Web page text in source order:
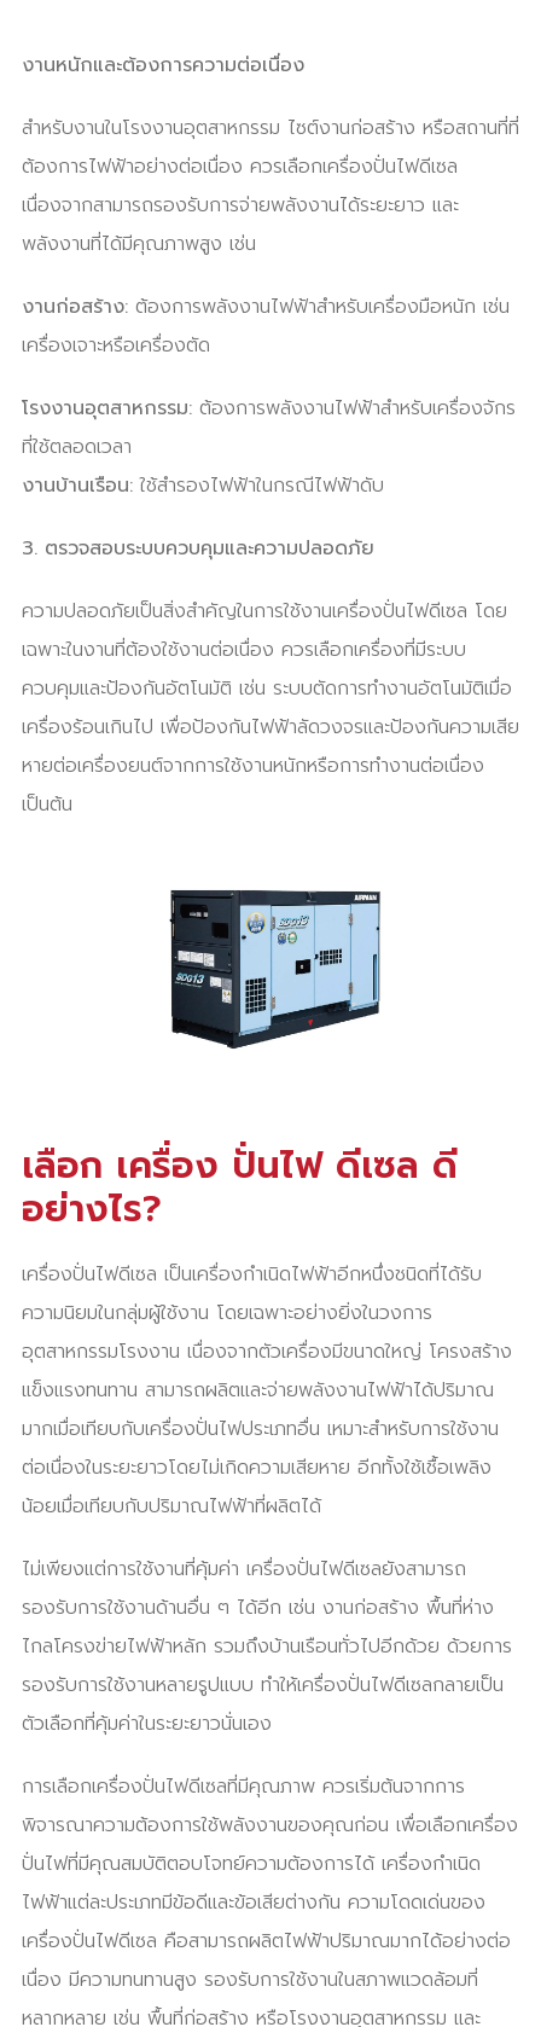
งานหนักและต้องการความต่อเนื่อง
สำหรับงานในโรงงานอุตสาหกรรม ไซต์งานก่อสร้าง หรือสถานที่ที่
ต้องการไฟฟ้าอย่างต่อเนื่อง ควรเลือกเครื่องปั่นไฟดีเซล
เนื่องจากสามารถรองรับการจ่ายพลังงานได้ระยะยาว และ
พลังงานที่ได้มีคุณภาพสูง เช่น
งานก่อสร้าง:ต้องการพลังงานไฟฟ้าสำหรับเครื่องมือหนัก เช่น
เครื่องเจาะหรือเครื่องตัด
โรงงานอุตสาหกรรม:ต้องการพลังงานไฟฟ้าสำหรับเครื่องจักร
ที่ใช้ตลอดเวลา
งานบ้านเรือน:ใช้สำรองไฟฟ้าในกรณีไฟฟ้าดับ
3. ตรวจสอบระบบควบคุมและความปลอดภัย
ความปลอดภัยเป็นสิ่งสำคัญในการใช้งานเครื่องปั่นไฟดีเซล โดย
เฉพาะในงานที่ต้องใช้งานต่อเนื่อง ควรเลือกเครื่องที่มีระบบ
ควบคุมและป้องกันอัตโนมัติ เช่น ระบบตัดการทำงานอัตโนมัติเมื่อ
เครื่องร้อนเกินไป เพื่อป้องกันไฟฟ้าลัดวงจรและป้องกันความเสีย
หายต่อเครื่องยนต์จากการใช้งานหนักหรือการทำงานต่อเนื่อง
เป็นต้น
เลือก เครื่อง ปั่นไฟ ดีเซล ดี
อย่างไร?
เครื่องปั่นไฟดีเซล เป็นเครื่องกำเนิดไฟฟ้าอีกหนึ่งชนิดที่ได้รับ
ความนิยมในกลุ่มผู้ใช้งาน โดยเฉพาะอย่างยิ่งในวงการ
อุตสาหกรรมโรงงาน เนื่องจากตัวเครื่องมีขนาดใหญ่ โครงสร้าง
แข็งแรงทนทาน สามารถผลิตและจ่ายพลังงานไฟฟ้าได้ปริมาณ
มากเมื่อเทียบกับเครื่องปั่นไฟประเภทอื่น เหมาะสำหรับการใช้งาน
ต่อเนื่องในระยะยาวโดยไม่เกิดความเสียหาย อีกทั้งใช้เชื้อเพลิง
น้อยเมื่อเทียบกับปริมาณไฟฟ้าที่ผลิตได้
ไม่เพียงแต่การใช้งานที่คุ้มค่า เครื่องปั่นไฟดีเซลยังสามารถ
รองรับการใช้งานด้านอื่น ๆ ได้อีก เช่น งานก่อสร้าง พื้นที่ห่าง
ไกลโครงข่ายไฟฟ้าหลัก รวมถึงบ้านเรือนทั่วไปอีกด้วย ด้วยการ
รองรับการใช้งานหลายรูปแบบ ทำให้เครื่องปั่นไฟดีเซลกลายเป็น
ตัวเลือกที่คุ้มค่าในระยะยาวนั่นเอง
การเลือกเครื่องปั่นไฟดีเซลที่มีคุณภาพ ควรเริ่มต้นจากการ
พิจารณาความต้องการใช้พลังงานของคุณก่อน เพื่อเลือกเครื่อง
ปั่นไฟที่มีคุณสมบัติตอบโจทย์ความต้องการได้ เครื่องกำเนิด
ไฟฟ้าแต่ละประเภทมีข้อดีและข้อเสียต่างกัน ความโดดเด่นของ
เครื่องปั่นไฟดีเซล คือสามารถผลิตไฟฟ้าปริมาณมากได้อย่างต่อ
เนื่อง มีความทนทานสูง รองรับการใช้งานในสภาพแวดล้อมที่
หลากหลาย เช่น พื้นที่ก่อสร้าง หรือโรงงานอุตสาหกรรม และ